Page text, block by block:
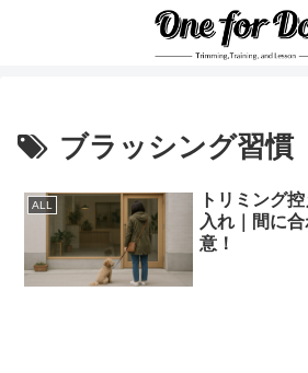
ブラッシング習慣
ALL
トリミング
入れ｜間に
意！